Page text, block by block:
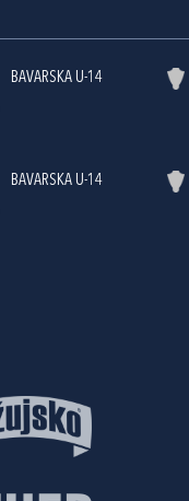
BAVARSKA U-14
BAVARSKA U-14